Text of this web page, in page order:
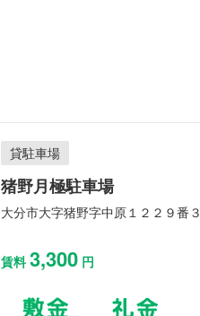
貸駐車場
猪野月極駐車場
大分市大字猪野字中原１２２９番３
賃料3,300 円